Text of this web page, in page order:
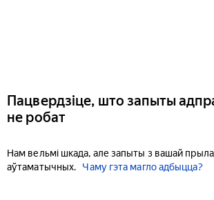
Пацвердзіце, што запыты
не робат
Нам вельмі шкада, але запыты з вашай
аўтаматычных.
Чаму гэта магло адбыцца?